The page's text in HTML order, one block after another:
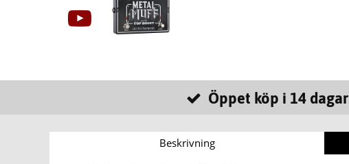
Öppet köp i 14 dagar
Beskrivning